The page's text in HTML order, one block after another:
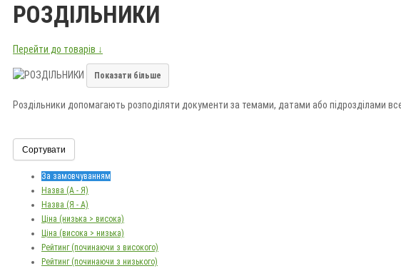
РОЗДІЛЬНИКИ
Перейти до товарів ↓
Показати більше
Роздільники допомагають розподіляти документи за темами, датами або підрозділами
Під час вибору враховуйте формат, матеріал, кількість розділів і тип перфорації. Купити
Сортувати
За замовчуванням
Назва (А - Я)
Назва (Я - А)
Ціна (низька > висока)
Ціна (висока > низька)
Рейтинг (починаючи з високого)
Рейтинг (починаючи з низького)